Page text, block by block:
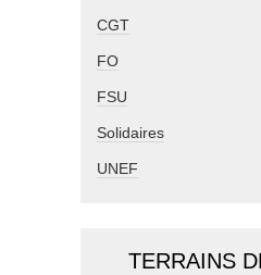
CGT
FO
FSU
Solidaires
UNEF
TERRAINS